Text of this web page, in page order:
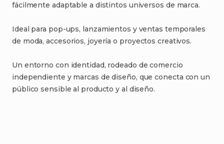
fácilmente adaptable a distintos universos de marca.
Ideal para pop-ups​,​ lanzamientos y ventas temporales
de moda​,​ accesorios​,​ joyería o proyectos creativos.
Un entorno con identidad​,​ rodeado de comercio
independiente y marcas de diseño​,​ que conecta con un
público sensible al producto y al diseño.